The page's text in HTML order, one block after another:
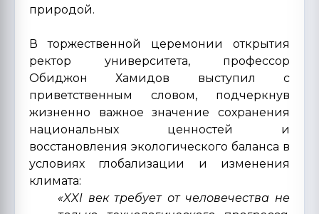
природой.
В торжественной церемонии открытия
ректор университета, профессор
Обиджон Хамидов выступил с
приветственным словом, подчеркнув
жизненно важное значение сохранения
национальных ценностей и
восстановления экологического баланса в
условиях глобализации и изменения
климата:
«XXI век требует от человечества не